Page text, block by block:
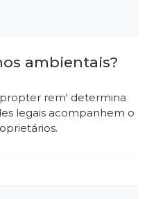
ambientais?
rem' determina
legais acompanhem o